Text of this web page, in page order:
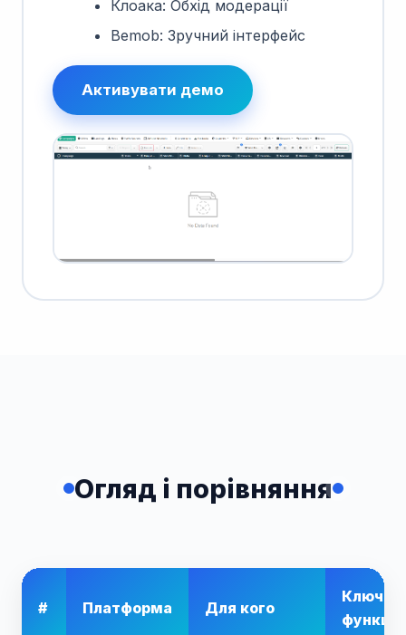
Клоака: Обхід модерації
Bemob: Зручний інтерфейс
Активувати демо
Огляд і порівняння
# Платформа Для кого
Ключові
функції